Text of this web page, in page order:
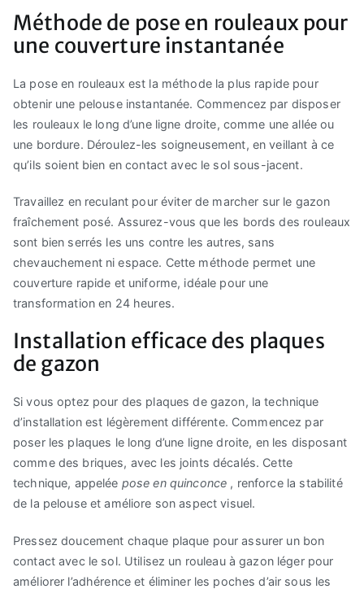
Méthode de pose en rouleaux pour
une couverture instantanée
La pose en rouleaux est la méthode la plus rapide pour
obtenir une pelouse instantanée. Commencez par disposer
les rouleaux le long d’une ligne droite, comme une allée ou
une bordure. Déroulez-les soigneusement, en veillant à ce
qu’ils soient bien en contact avec le sol sous-jacent.
Travaillez en reculant pour éviter de marcher sur le gazon
fraîchement posé. Assurez-vous que les bords des rouleaux
sont bien serrés les uns contre les autres, sans
chevauchement ni espace. Cette méthode permet une
couverture rapide et uniforme, idéale pour une
transformation en 24 heures.
Installation efficace des plaques
de gazon
Si vous optez pour des plaques de gazon, la technique
d’installation est légèrement différente. Commencez par
poser les plaques le long d’une ligne droite, en les disposant
comme des briques, avec les joints décalés. Cette
technique, appelée pose en quinconce , renforce la stabilité
de la pelouse et améliore son aspect visuel.
Pressez doucement chaque plaque pour assurer un bon
contact avec le sol. Utilisez un rouleau à gazon léger pour
améliorer l’adhérence et éliminer les poches d’air sous les